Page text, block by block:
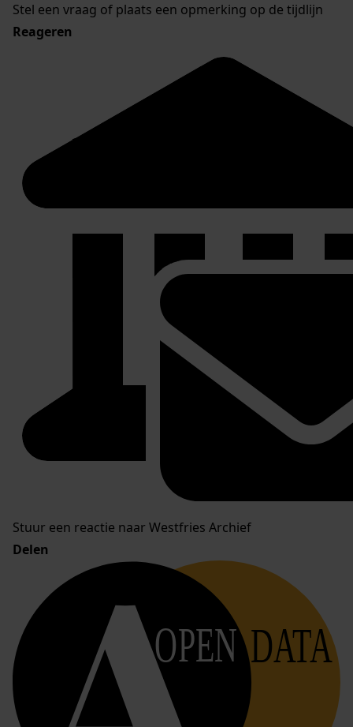
Stel een vraag of plaats een opmerking op de tijdlijn
Reageren
Stuur een reactie naar Westfries Archief
Delen
OPEN DATA